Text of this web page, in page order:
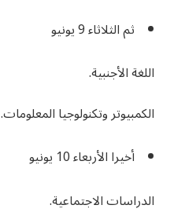
ثم الثلاثاء 9 يونيو
اللغة الأجنبية.
الكمبيوتر وتكنولوجيا المعلومات.
أخيرا الأربعاء 10 يونيو
الدراسات الاجتماعية.